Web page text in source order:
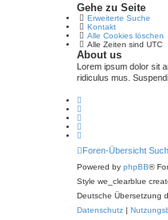
Gehe zu Seite
Erweiterte Suche
Kontakt
Alle Cookies löschen
Alle Zeiten sind UTC
About us
Lorem ipsum dolor sit
ridiculus mus.
Foren-Übersicht
Powered by phpBB®
Style we_clearblue
Deutsche Übersetzung
Datenschutz |